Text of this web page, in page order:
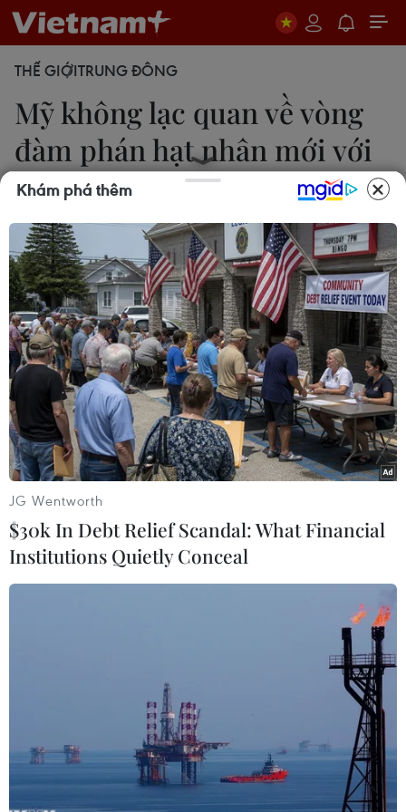
THẾ GIỚITRUNG ĐÔNG
Mỹ không lạc quan về vòng
đàm phán hạt nhân mới với
Iran
22/02/2015 04:42
Ngoại trưởng Mỹ John Kerry thừa nhận vẫn còn
những cách biệt lớn trong lập trường của các nước
tham gia đàm phán về chương trình hạt nhân của
Iran.
Ngoại trưởng Mỹ John Kerry trong một phiên thảo luận về
chương trình hạt nhân của Iran. (Nguồn: AFP/TTXVN)
Ngày 21/2, Ngoại trưởng Mỹ John Kerry thừa
nhận vẫn còn những cách biệt lớn trong lập
trường của các nước tham gia đàm phán về
Khám phá thêm
JG Wentworth
$30k In Debt Relief Scandal: What Financial
Institutions Quietly Conceal